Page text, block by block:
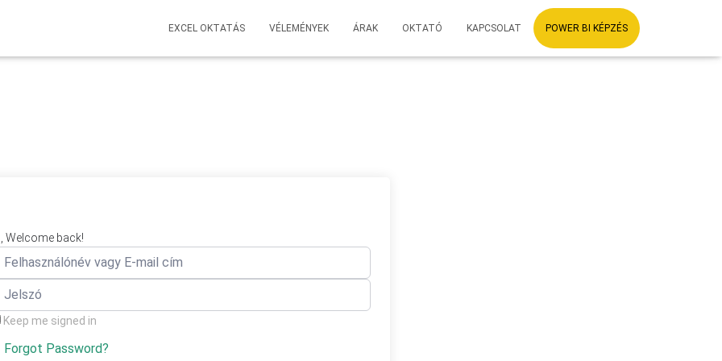
EXCEL OKTATÁS VÉLEMÉNYEK ÁRAK OKTATÓ KAPCSOLAT POWER BI KÉPZÉS
Welcome back!
Keep me signed in
Forgot Password?